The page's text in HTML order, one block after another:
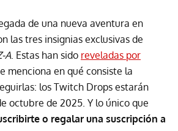
de una nueva aventura en
las tres insignias exclusivas de
A. Estas han sido reveladas por
menciona en qué consiste la
los Twitch Drops estarán
octubre de 2025. Y lo único que
o regalar una suscripción a